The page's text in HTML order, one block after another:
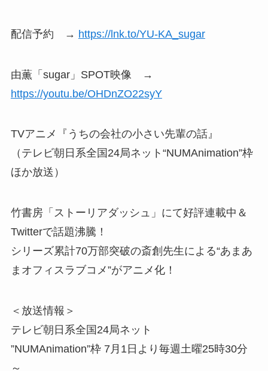
配信予約 → https://lnk.to/YU-KA_sugar
由薫「sugar」SPOT映像 →
https://youtu.be/OHDnZO22syY
TVアニメ『うちの会社の小さい先輩の話』
（テレビ朝日系全国24局ネット“NUMAnimation”枠
ほか放送）
竹書房「ストーリアダッシュ」にて好評連載中＆
Twitterで話題沸騰！
シリーズ累計70万部突破の斎創先生による“あまあ
まオフィスラブコメ”がアニメ化！
＜放送情報＞
テレビ朝日系全国24局ネット
”NUMAnimation”枠 7月1日より毎週土曜25時30分
～